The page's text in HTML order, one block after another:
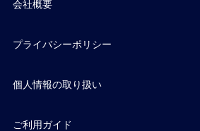
会社概要
プライバシーポリシー
個人情報の取り扱い
ご利用ガイド